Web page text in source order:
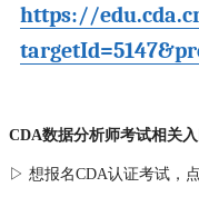
https://
CDA数据分析师考试相关
▷ 想报名CDA认证考试，